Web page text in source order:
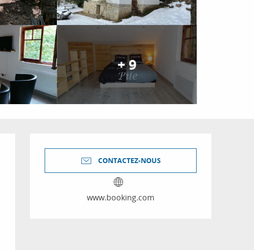
+ 9
Ouverture et
CONTACTEZ-NOUS
www.booking.com